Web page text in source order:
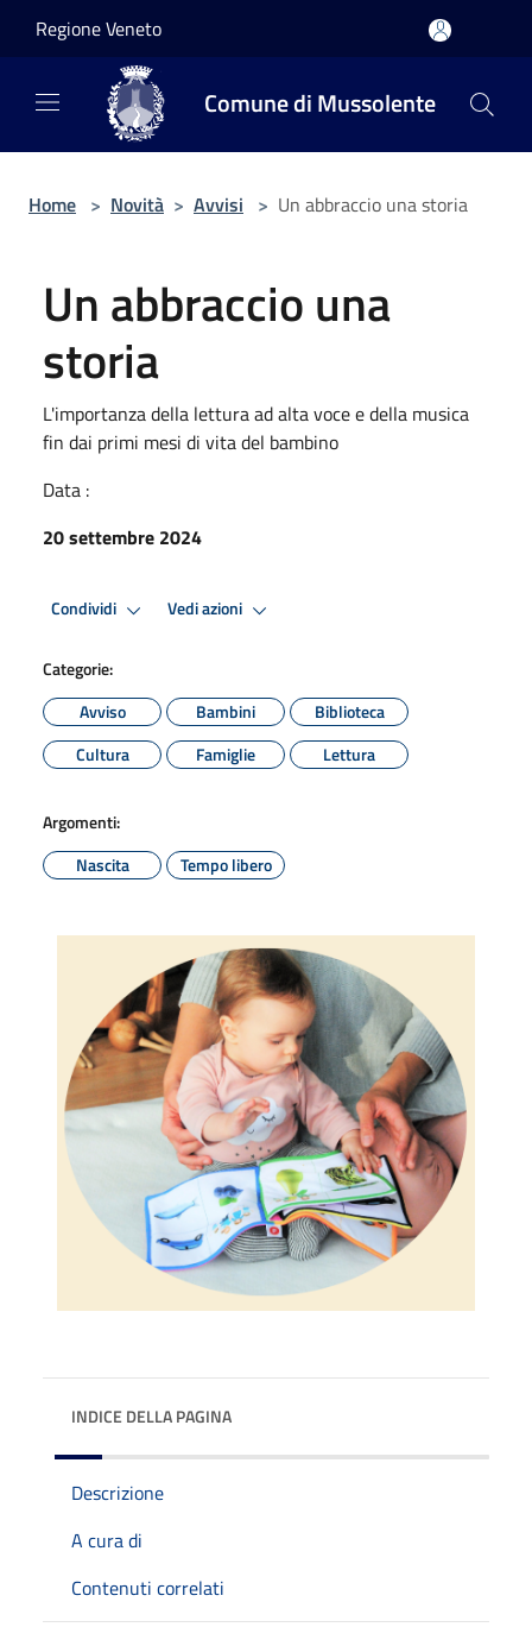
Regione Veneto
Comune di Mussolente
Home > Novità > Avvisi > Un abbraccio una storia
Un abbraccio una
storia
L'importanza della lettura ad alta voce e della musica
fin dai primi mesi di vita del bambino
Data :
20 settembre 2024
Condividi Vedi azioni
Categorie:
Avviso
Bambini
Biblioteca
Cultura
Famiglie Lettura
Argomenti:
Nascita
Tempo libero
INDICE DELLA PAGINA
Descrizione
A cura di
Contenuti correlati